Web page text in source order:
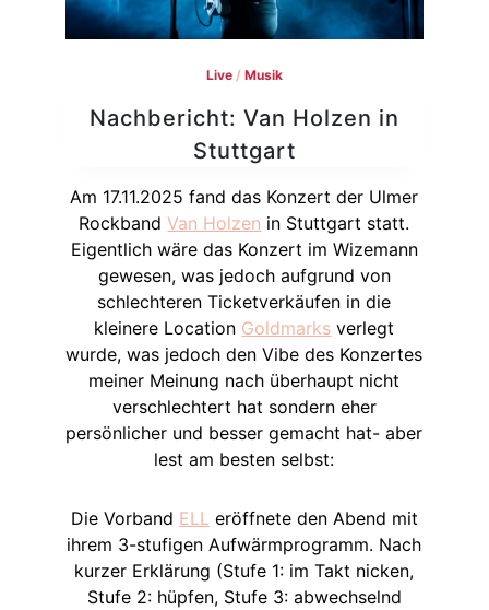
Live/ Musik
Nachbericht: Van Holzen in
Stuttgart
Am 17.11.2025 fand das Konzert der Ulmer
RockbandVan Holzen in Stuttgart statt.
Eigentlich wäre das Konzert im Wizemann
gewesen, was jedoch aufgrund von
schlechteren Ticketverkäufen in die
kleinere Location Goldmarks verlegt
wurde, was jedoch den Vibe des Konzertes
meiner Meinung nach überhaupt nicht
verschlechtert hat sondern eher
persönlicher und besser gemacht hat- aber
lest am besten selbst:
Die Vorband ELL eröffnete den Abend mit
ihrem 3-stufigen Aufwärmprogramm. Nach
kurzer Erklärung (Stufe 1: im Takt nicken,
Stufe 2: hüpfen, Stufe 3: abwechselnd